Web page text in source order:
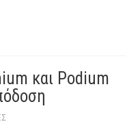
και Podium